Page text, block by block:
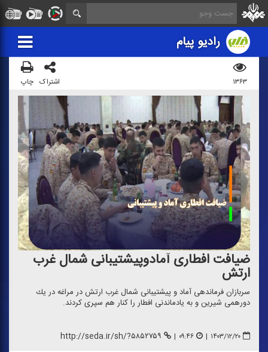
رادیو پیام
۱۳۶۳ اشتراک چاپ
ضیافت افطاری آمادوپیشتیبانی شمال غرب
ارتش
سربازان فرماندهی آماد و پیشتیبانی شمال غرب ارتش در مراغه در یك
دورهمی شیرین و به یادماندنی افطار را كنار هم سپری كردند.
۱۴۰۳/۱۲/۲۰ | ۰۹:۴۶ | http://seda.ir/sh/?۵۸۵۲۷۵۹